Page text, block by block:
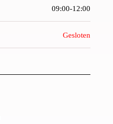
09:00-12:00
Gesloten